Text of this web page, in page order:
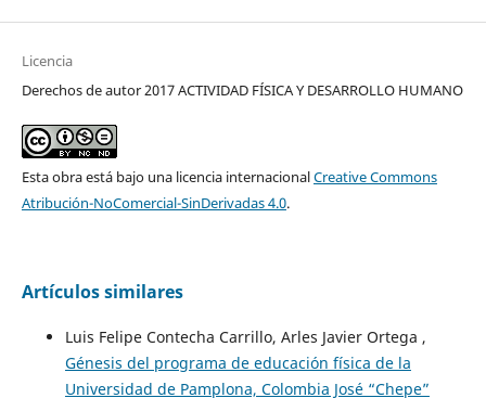
Licencia
Derechos de autor 2017 ACTIVIDAD FÍSICA Y DESARROLLO HUMANO
Esta obra está bajo una licencia internacionalCreative Commons
Atribución-NoComercial-SinDerivadas 4.0.
Artículos similares
Luis Felipe Contecha Carrillo, Arles Javier Ortega ,
Génesis del programa de educación física de la
Universidad de Pamplona, Colombia José “Chepe”